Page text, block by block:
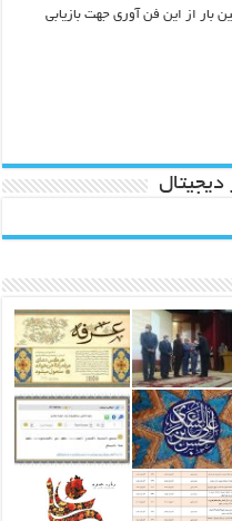
بار از این فن آوری جهت بازیابی